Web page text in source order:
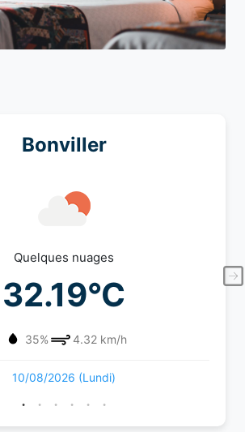
Bonviller
Quelques nuages
32.19°C
35% 4.32 km/h
10/08/2026 (Lundi)